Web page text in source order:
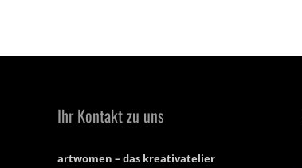
Ihr Kontakt zu uns
artwomen – das kreativatelier